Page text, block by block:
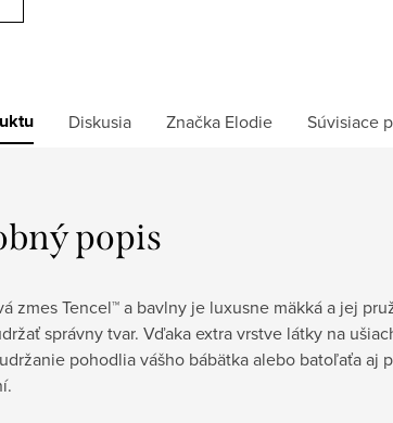
Diskusia Značka Elodie Súvisiace
popis
zmes Tencel™ a bavlny je luxusne mäkká a jej
správny tvar. Vďaka extra vrstve látky na
pohodlia vášho bábätka alebo batoľaťa aj